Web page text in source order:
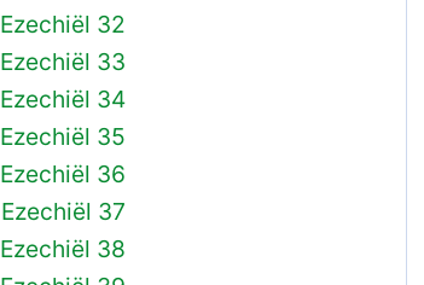
Ezechiël 32
Ezechiël 33
Ezechiël 34
Ezechiël 35
Ezechiël 36
Ezechiël 37
Ezechiël 38